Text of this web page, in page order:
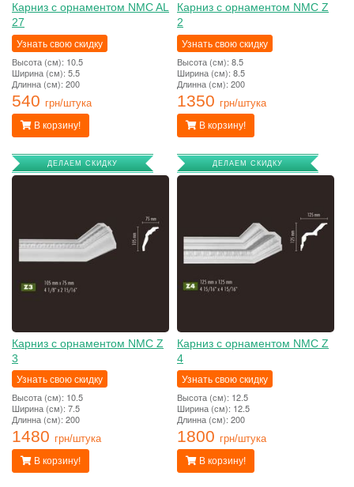
Карниз с орнаментом NMC AL
27
Узнать свою скидку
Высота (см): 10.5
Ширина (см): 5.5
Длинна (см): 200
540 грн/штука
В корзину!
Карниз с орнаментом NMC Z
2
Узнать свою скидку
Высота (см): 8.5
Ширина (см): 8.5
Длинна (см): 200
1350 грн/штука
В корзину!
ДЕЛАЕМ СКИДКУ
Карниз с орнаментом NMC Z
3
Узнать свою скидку
Высота (см): 10.5
Ширина (см): 7.5
Длинна (см): 200
1480 грн/штука
В корзину!
ДЕЛАЕМ СКИДКУ
Карниз с орнаментом NMC Z
4
Узнать свою скидку
Высота (см): 12.5
Ширина (см): 12.5
Длинна (см): 200
1800 грн/штука
В корзину!